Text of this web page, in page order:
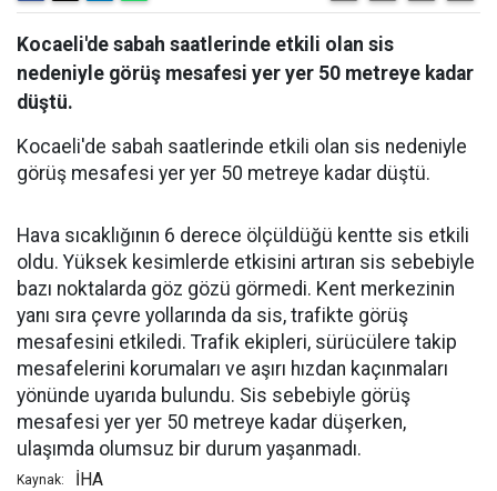
Kocaeli'de sabah saatlerinde etkili olan sis
nedeniyle görüş mesafesi yer yer 50 metreye kadar
düştü.
Kocaeli'de sabah saatlerinde etkili olan sis nedeniyle
görüş mesafesi yer yer 50 metreye kadar düştü.
Hava sıcaklığının 6 derece ölçüldüğü kentte sis etkili
oldu. Yüksek kesimlerde etkisini artıran sis sebebiyle
bazı noktalarda göz gözü görmedi. Kent merkezinin
yanı sıra çevre yollarında da sis, trafikte görüş
mesafesini etkiledi. Trafik ekipleri, sürücülere takip
mesafelerini korumaları ve aşırı hızdan kaçınmaları
yönünde uyarıda bulundu. Sis sebebiyle görüş
mesafesi yer yer 50 metreye kadar düşerken,
ulaşımda olumsuz bir durum yaşanmadı.
Kaynak: İHA